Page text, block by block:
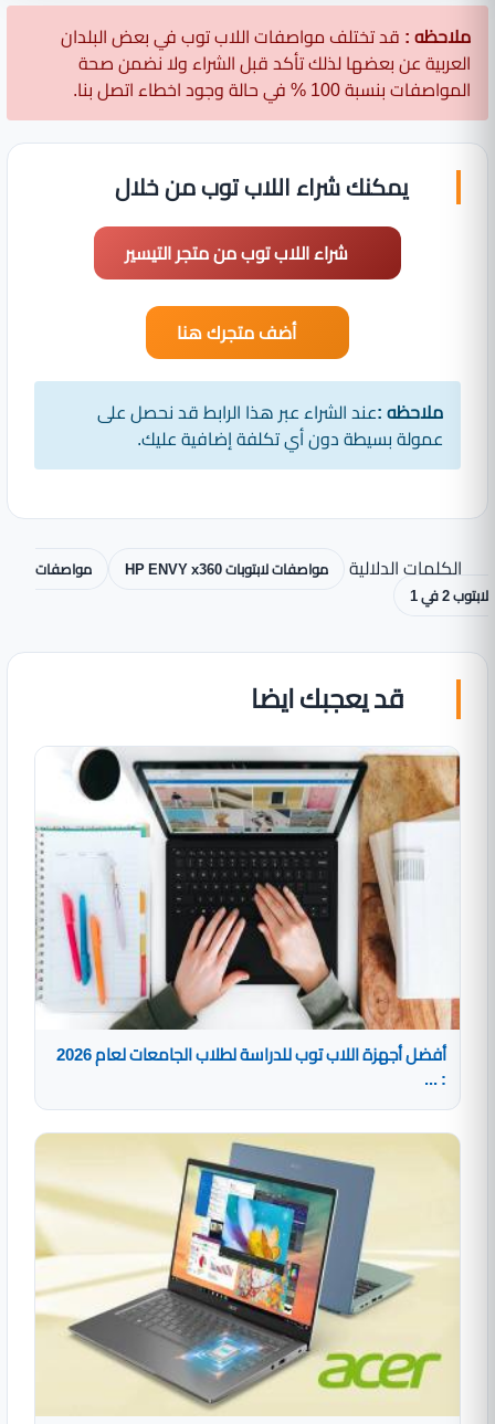
ملاحظه : قد تختلف مواصفات اللاب توب في بعض البلدان
العربية عن بعضها لذلك تأكد قبل الشراء ولا نضمن صحة
المواصفات بنسبة 100 % في حالة وجود اخطاء اتصل بنا.
يمكنك شراء اللاب توب من خلال
شراء اللاب توب من متجر التيسير
أضف متجرك هنا
ملاحظه :عند الشراء عبر هذا الرابط قد نحصل على
عمولة بسيطة دون أي تكلفة إضافية عليك.
الكلمات الدلالية مواصفات لابتوبات HP ENVY x360
مواصفات
لابتوب 2 في 1
قد يعجبك ايضا
أفضل أجهزة اللاب توب للدراسة لطلاب الجامعات لعام 2026
: ...